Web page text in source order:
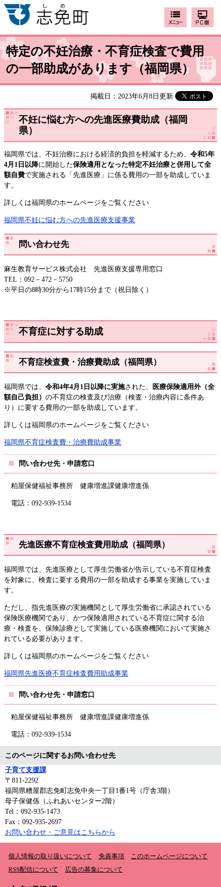
特定の不妊治療・不育症検査で費用
の一部助成があります（福岡県）
掲載日：2023年6月8日更新
不妊に悩む方への先進医療費助成（福岡
県）
福岡県では、不妊治療における経済的負担を軽減するため、 令和5年
4月1日以降に開始した保険適用となった特定不妊治療と併用して全
額自費で実施される「先進医療」に係る費用の一部を助成していま
す。
詳しくは福岡県のホームページをご覧ください
福岡県不妊に悩む方への先進医療支援事業
問い合わせ先
麻生教育サービス株式会社 先進医療支援専用窓口
TEL：092－472－5750
※平日の8時30分から17時15分まで（祝日除く）​
不育症に対する助成
不育症検査費・治療費助成（福岡県）
福岡県では、 令和4年4月1日以降に実施された、
医療保険適用外（全
額自己負担） の不育症の検査及び治療（検査・治療内容に条件あ
り）に要する費用の一部を助成しています。
詳しくは福岡県のホームページをご覧ください
福岡県不育症検査費・治療費助成事業
問い合わせ先・申請窓口
粕屋保健福祉事務所 健康増進課健康増進係
電話：092-939-1534
先進医療不育症検査費用助成（福岡県）
福岡県では、先進医療として厚生労働省が告示している不育症検査
を対象に、検査に要する費用の一部を助成する事業を実施していま
す。
ただし、指先進医療の実施機関として厚生労働省に承認されている
保険医療機関であり、かつ保険適用されている不育症に関する治
療・検査を、保険診療として実施している医療機関において実施さ
れている必要があります。
詳しくは福岡県のホームページをご覧ください
福岡県先進医療不育症検査費用助成事業
問い合わせ先・申請窓口
粕屋保健福祉事務所 健康増進課健康増進係
電話：092-939-1534
このページに関するお問い合わせ先
子育て支援課
〒811-2292
福岡県糟屋郡志免町志免中央一丁目1番1号（庁舎3階）
母子保健係（ふれあいセンター2階）
Tel：092-935-1473
Fax：092-935-2697
お問い合わせ・ご意見はこちらから
個人情報の取り扱いについて 免責事項
このホームページについて
RSS配信について
広告の募集について